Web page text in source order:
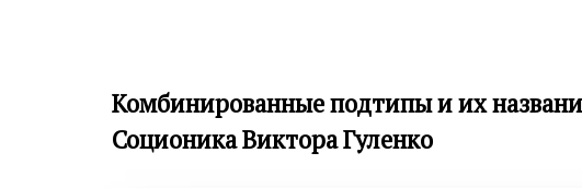
Комбинированные подтипы и их
Соционика Виктора Гуленко